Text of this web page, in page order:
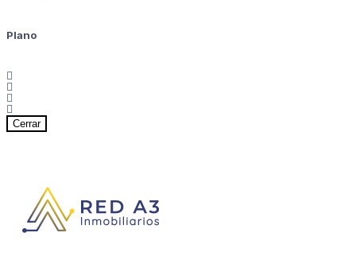
Plano
Cerrar